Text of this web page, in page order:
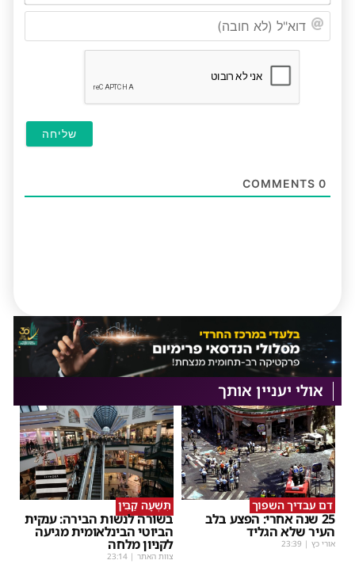
0
אולי יעניין אותך
דם עבדיך השפוך
25 שנה אחרי: הפצע בלב
העיר שלא הגליד
אורי כץ |
23:39
תִּשְׁעָה קַבִּין
בשורה לנשות הבירה: ענקית
הביוטי הבינלאומית מגיעה
לקניון מלחה
צוות האתר |
23:14